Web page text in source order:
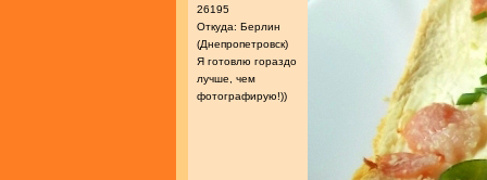
26195
Откуда: Берлин
(Днепропетровск)
Я готовлю гораздо
лучше, чем
фотографирую!))